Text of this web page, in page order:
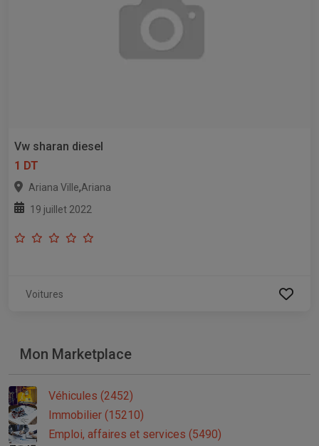
Vw sharan diesel
1 DT
Ariana Ville,Ariana
19 juillet 2022
Voitures
Mon Marketplace
Véhicules (2452)
Immobilier (15210)
Emploi, affaires et services (5490)